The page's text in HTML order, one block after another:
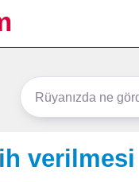
verilmesi